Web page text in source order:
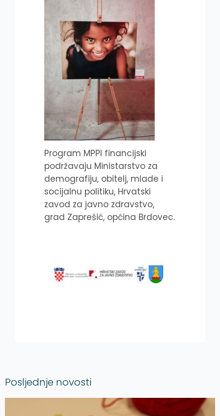
Program MPPI financijski
podržavaju Ministarstvo za
demografiju, obitelj, mlade i
socijalnu politiku, Hrvatski
zavod za javno zdravstvo,
grad Zaprešić, općina Brdovec.
Posljednje novosti